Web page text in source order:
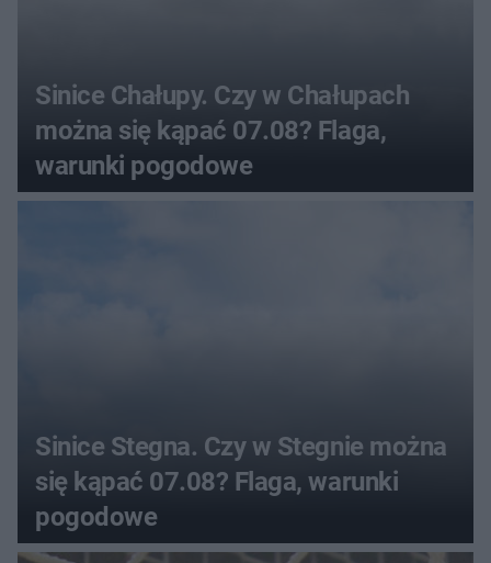
Sinice Chałupy. Czy w Chałupach
można się kąpać 07.08? Flaga,
warunki pogodowe
Sinice Stegna. Czy w Stegnie można
się kąpać 07.08? Flaga, warunki
pogodowe